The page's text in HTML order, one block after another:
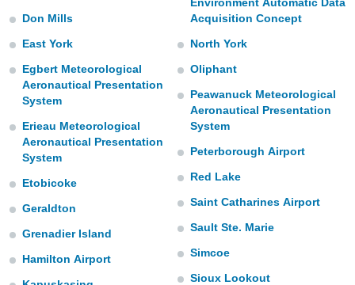
de alta
botão
ao
a
todos os
no
um perfil
lhe
ACEITAR
CONTINUAR
CONFIGURAÇÕES
Don Mills
East York
Egbert Meteorological
Aeronautical Presentation
System
Erieau Meteorological
Aeronautical Presentation
System
Etobicoke
Geraldton
Grenadier Island
Hamilton Airport
Acquisition Concept
North York
Oliphant
Peawanuck Meteorological
Aeronautical Presentation
System
Peterborough Airport
Red Lake
Saint Catharines Airport
Sault Ste. Marie
Simcoe
Sioux Lookout